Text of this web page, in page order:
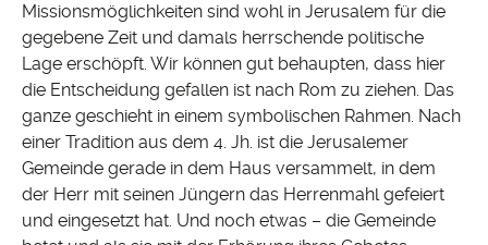
Missionsmöglichkeiten sind wohl in Jerusalem für die
gegebene Zeit und damals herrschende politische
Lage erschöpft. Wir können gut behaupten, dass hier
die Entscheidung gefallen ist nach Rom zu ziehen. Das
ganze geschieht in einem symbolischen Rahmen. Nach
einer Tradition aus dem 4. Jh. ist die Jerusalemer
Gemeinde gerade in dem Haus versammelt, in dem
der Herr mit seinen Jüngern das Herrenmahl gefeiert
und eingesetzt hat. Und noch etwas – die Gemeinde